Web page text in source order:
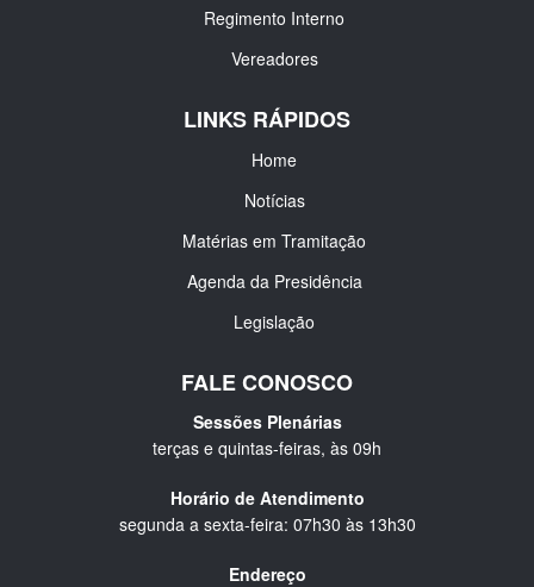
Regimento Interno
Vereadores
LINKS RÁPIDOS
Home
Notícias
Matérias em Tramitação
Agenda da Presidência
Legislação
FALE CONOSCO
Sessões Plenárias
terças e quintas-feiras, às 09h
Horário de Atendimento
segunda a sexta-feira: 07h30 às 13h30
Endereço